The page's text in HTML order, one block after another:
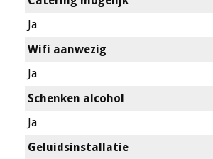
Ja
Wifi aanwezig
Ja
Schenken alcohol
Ja
Geluidsinstallatie